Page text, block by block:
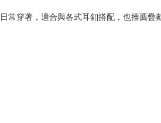
常穿著，適合與各式耳釦搭配，也推薦疊